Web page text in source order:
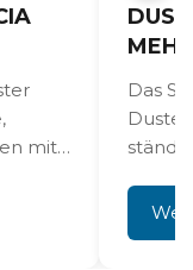
mit
MEHR
Das